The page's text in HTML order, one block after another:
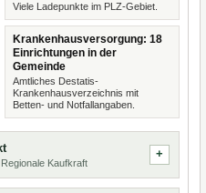
Viele Ladepunkte im PLZ-Gebiet.
Krankenhausversorgung: 18
Einrichtungen in der
Gemeinde
Amtliches Destatis-
Krankenhausverzeichnis mit
Betten- und Notfallangaben.
Kaufkraft